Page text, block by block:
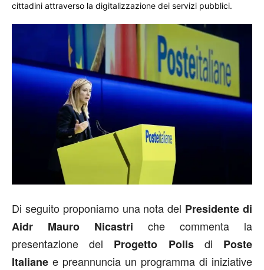
cittadini attraverso la digitalizzazione dei servizi pubblici.
Di seguito proponiamo una nota del Presidente di
Aidr Mauro Nicastri che commenta la
presentazione del Progetto Polis di Poste
Italiane e preannuncia un programma di iniziative